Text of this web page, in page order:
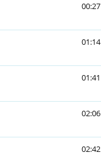
00:27
01:14
01:41
02:06
02:42